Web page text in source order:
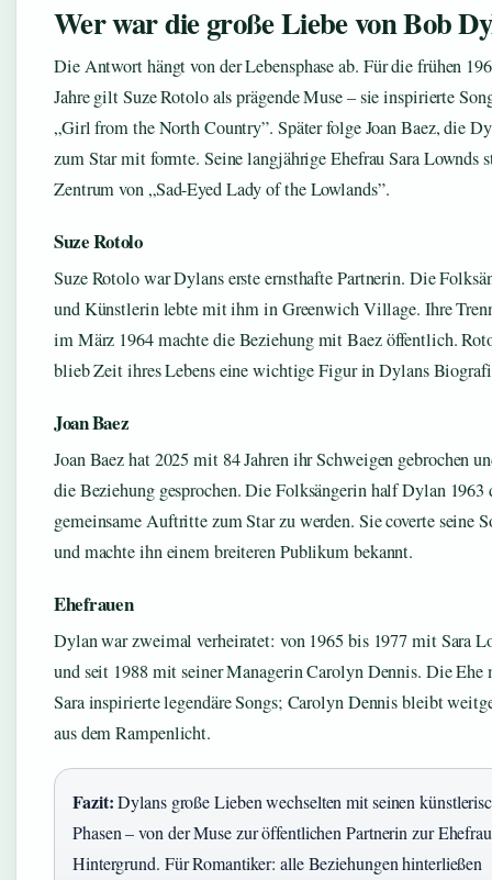
Wer war die große Liebe von Bob
Die Antwort hängt von der Lebensphase ab. Für die frühen
Jahre gilt Suze Rotolo als prägende Muse – sie inspirierte
„Girl from the North Country”. Später folge Joan Baez, die
zum Star mit formte. Seine langjährige Ehefrau Sara Lownds
Zentrum von „Sad-Eyed Lady of the Lowlands”.
Suze Rotolo
Suze Rotolo war Dylans erste ernsthafte Partnerin. Die
und Künstlerin lebte mit ihm in Greenwich Village. Ihre
im März 1964 machte die Beziehung mit Baez öffentlich.
blieb Zeit ihres Lebens eine wichtige Figur in Dylans
Joan Baez
Joan Baez hat 2025 mit 84 Jahren ihr Schweigen gebrochen
die Beziehung gesprochen. Die Folksängerin half Dylan 1963
gemeinsame Auftritte zum Star zu werden. Sie coverte seine
und machte ihn einem breiteren Publikum bekannt.
Ehefrauen
Dylan war zweimal verheiratet: von 1965 bis 1977 mit Sara
und seit 1988 mit seiner Managerin Carolyn Dennis. Die Ehe
Sara inspirierte legendäre Songs; Carolyn Dennis bleibt
aus dem Rampenlicht.
Fazit:Dylans große Lieben wechselten mit seinen
Phasen – von der Muse zur öffentlichen Partnerin zur
Hintergrund. Für Romantiker: alle Beziehungen hinterließen